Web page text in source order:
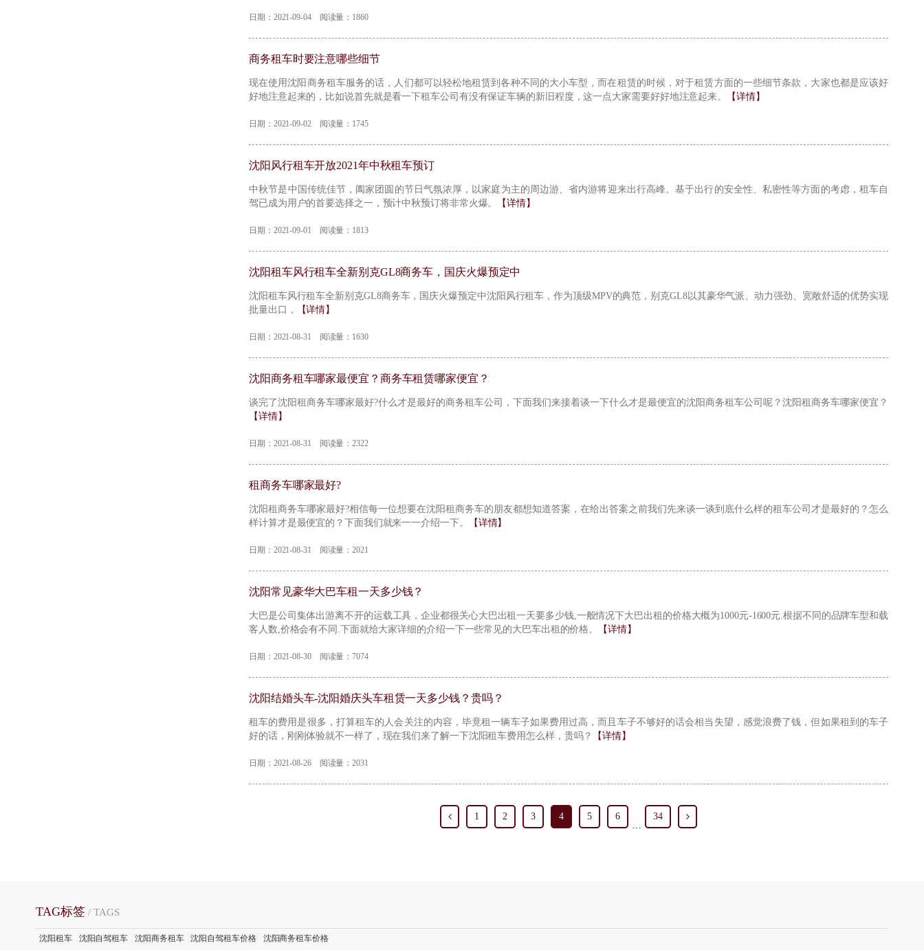
日期：2021-09-04 阅读量：1860
商务租车时要注意哪些细节
现在使用沈阳商务租车服务的话，人们都可以轻松地租赁到各种不同的大小车型，而在租赁的时候，对于租赁方面的一些细节条款，大家也都是应该好
好地注意起来的，比如说首先就是看一下租车公司有没有保证车辆的新旧程度，这一点大家需要好好地注意起来。
【详情】
日期：2021-09-02 阅读量：1745
沈阳风行租车开放2021年中秋租车预订
​中秋节是中国传统佳节，阖家团圆的节日气氛浓厚，以家庭为主的周边游、省内游将迎来出行高峰。基于出行的安全性、私密性等方面的考虑，租车自
驾已成为用户的首要选择之一，预计中秋预订将非常火爆。
【详情】
日期：2021-09-01 阅读量：1813
沈阳租车风行租车全新别克GL8商务车，国庆火爆预定中
沈阳租车风行租车全新别克GL8商务车，国庆火爆预定中沈阳风行租车，作为顶级MPV的典范，别克GL8以其豪华气派、动力强劲、宽敞舒适的优势实现
批量出口，
【详情】
日期：2021-08-31 阅读量：1630
沈阳商务租车哪家最便宜？商务车租赁哪家便宜？
谈完了沈阳租商务车哪家最好?什么才是最好的商务租车公司，下面我们来接着谈一下什么才是最便宜的沈阳商务租车公司呢？沈阳租商务车哪家便宜？
【详情】
日期：2021-08-31 阅读量：2322
租商务车哪家最好?
​沈阳租商务车哪家最好?相信每一位想要在沈阳租商务车的朋友都想知道答案，在给出答案之前我们先来谈一谈到底什么样的租车公司才是最好的？怎么
样计算才是最便宜的？下面我们就来一一介绍一下。
【详情】
日期：2021-08-31 阅读量：2021
沈阳常见豪华大巴车租一天多少钱？
​大巴是公司集体出游离不开的运载工具，企业都很关心大巴出租一天要多少钱,一般情况下大巴出租的价格大概为1000元-1600元.根据不同的品牌车型和载
客人数,价格会有不同.下面就给大家详细的介绍一下一些常见的大巴车出租的价格。
【详情】
日期：2021-08-30 阅读量：7074
沈阳结婚头车-沈阳婚庆头车租赁一天多少钱？贵吗？
租车的费用是很多，打算租车的人会关注的内容，毕竟租一辆车子如果费用过高，而且车子不够好的话会相当失望，感觉浪费了钱，但如果租到的车子
好的话，刚刚体验就不一样了，现在我们来了解一下沈阳租车费用怎么样，贵吗？
【详情】
日期：2021-08-26 阅读量：2031
1 2 3 4 5
6
…
34
TAG标签/ TAGS
沈阳租车 沈阳自驾租车 沈阳商务租车 沈阳自驾租车价格 沈阳商务租车价格